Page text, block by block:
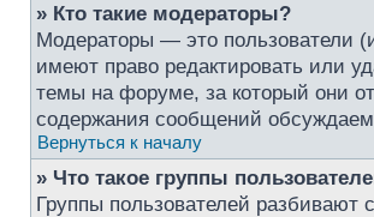
» Кто такие модераторы?
Модераторы — это пользователи
имеют право редактировать или
темы на форуме, за который они
содержания сообщений
Вернуться к началу
» Что такое группы
Группы пользователей разбивают